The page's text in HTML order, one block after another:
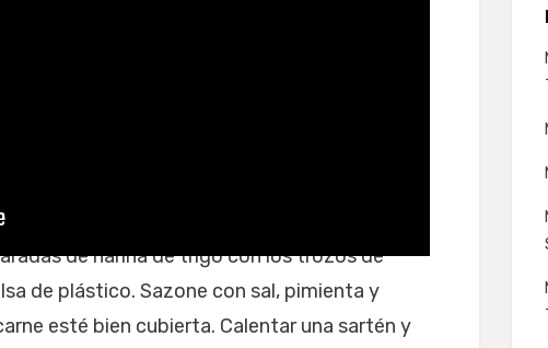
de harina de trigo con los trozos de
de plástico. Sazone con sal, pimienta y
esté bien cubierta. Calentar una sartén y